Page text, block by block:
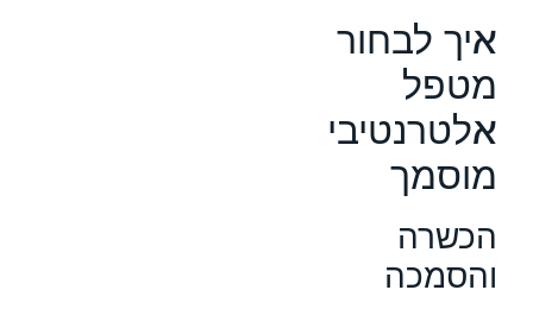
איך לבחור
מטפל
אלטרנטיבי
מוסמך
הכשרה
והסמכה